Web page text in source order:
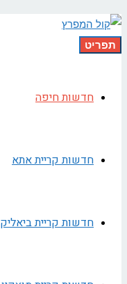
תפריט
חדשות חיפה
חדשות קריית אתא
חדשות קריית ביאליק